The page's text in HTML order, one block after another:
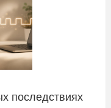
последствиях